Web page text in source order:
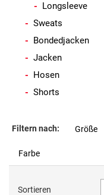
Longsleeve
Sweats
Bondedjacken
Jacken
Hosen
Shorts
Filtern nach: Größe
Farbe
Sortieren